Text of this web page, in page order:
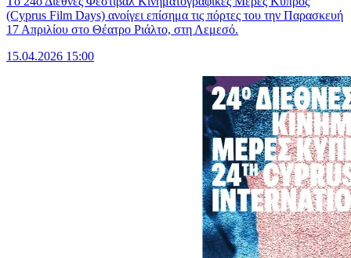
(Cyprus Film Days) ανοίγει επίσημα τις πόρτες του την Παρασκευή
17 Απριλίου στο Θέατρο Ριάλτο, στη Λεμεσό.
15.04.2026 15:00